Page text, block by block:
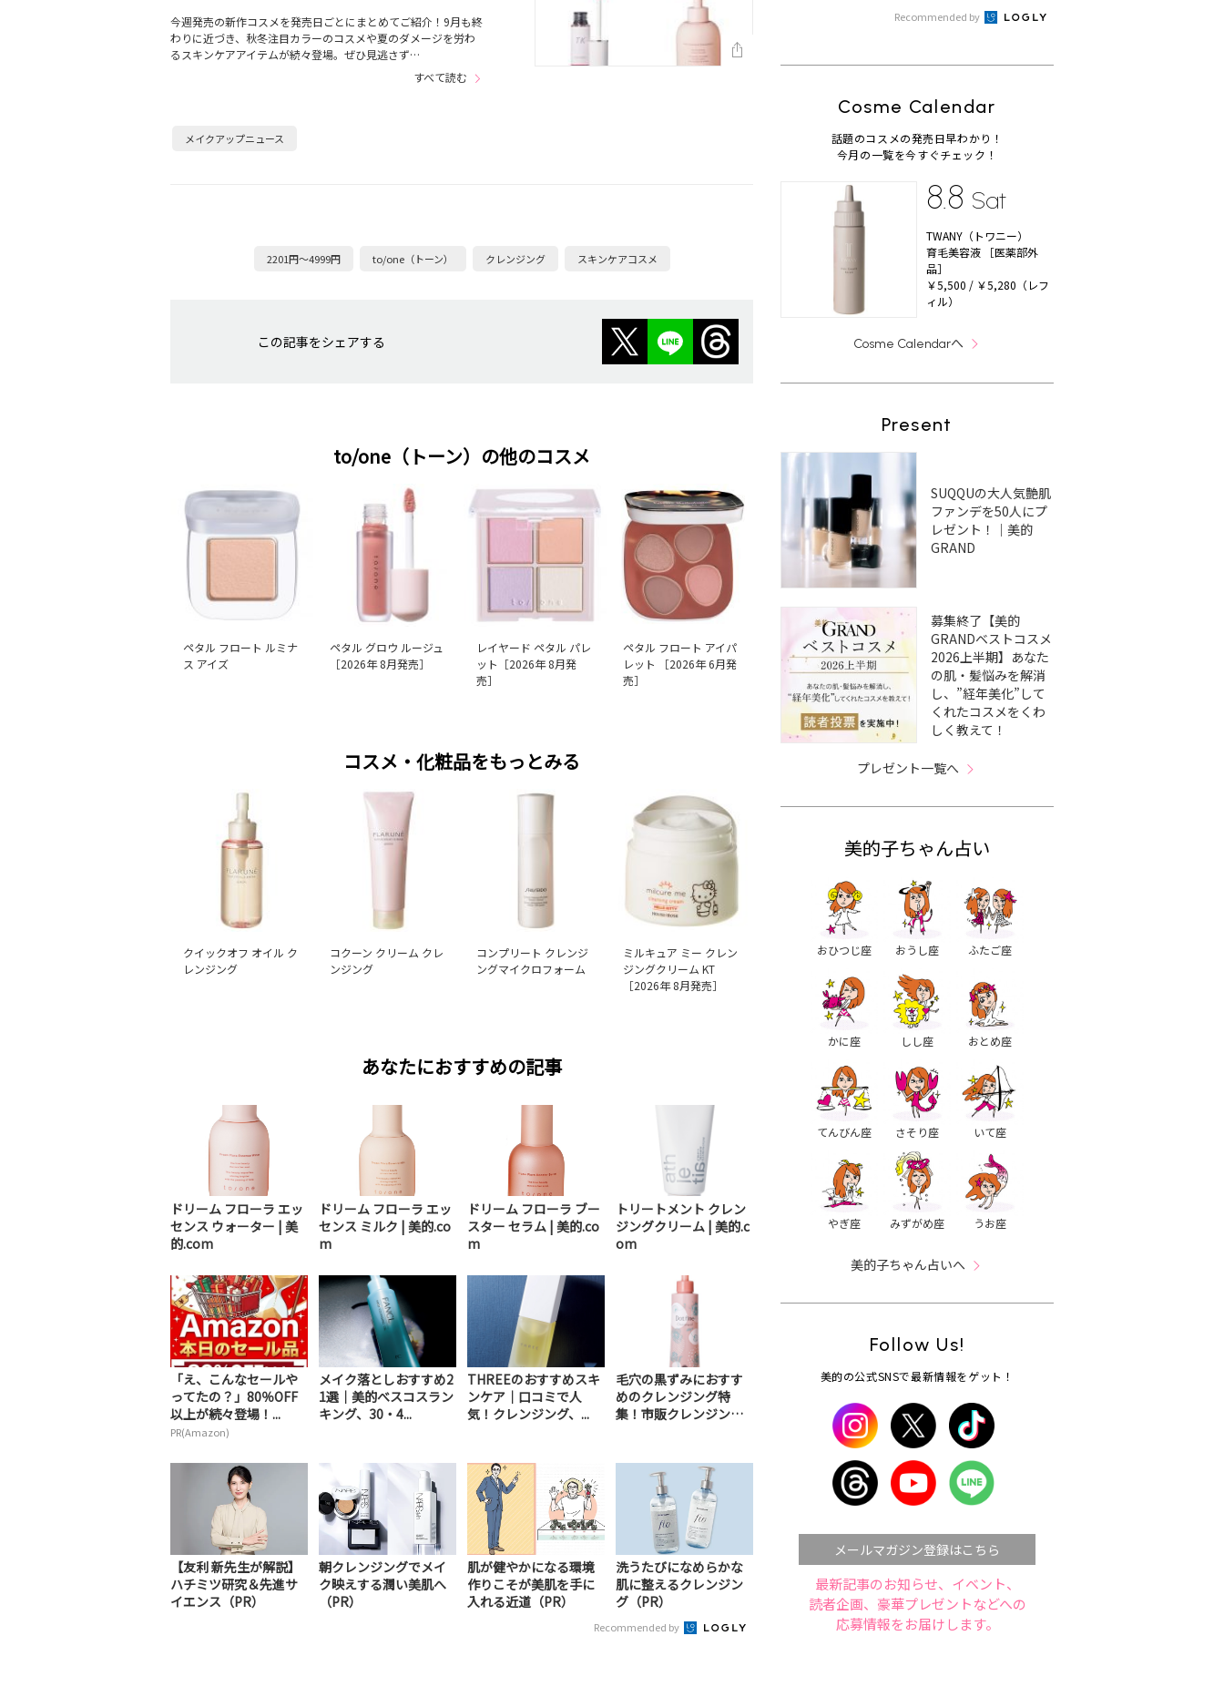
今週発売の新作コスメを発売日ごとにまとめてご紹介！9月も終
わりに近づき、秋冬注目カラーのコスメや夏のダメージを労わ
るスキンケアアイテムが続々登場。ぜひ見逃さず…
すべて読む
メイクアップニュース
2201円～4999円 to/one（トーン） クレンジング スキンケアコスメ
この記事をシェアする
to/one（トーン）の他のコスメ
ペタル フロート ルミナ
ス アイズ
ペタル グロウ ルージュ
［2026年 8月発売］
レイヤード ペタル パレ
ット［2026年 8月発
売］
ペタル フロート アイパ
レット ［2026年 6月発
売］
コスメ・化粧品をもっとみる
クイックオフ オイル ク
レンジング
コクーン クリーム クレ
ンジング
コンプリート クレンジ
ングマイクロフォーム
ミルキュア ミー クレン
ジングクリーム KT
［2026年 8月発売］
あなたにおすすめの記事
ドリーム フローラ エッ
センス ウォーター | 美
的.com
ドリーム フローラ エッ
センス ミルク | 美的.co
m
ドリーム フローラ ブー
スター セラム | 美的.co
m
トリートメント クレン
ジングクリーム | 美的.c
om
「え、こんなセールや
ってたの？」80％OFF
以上が続々登場！...
PR(Amazon)
メイク落としおすすめ2
1選｜美的べスコスラン
キング、30・4...
THREEのおすすめスキ
ンケア｜口コミで人
気！クレンジング、...
毛穴の黒ずみにおすす
めのクレンジング特
集！市販クレンジング
【友利 新先生が解説】
ハチミツ研究＆先進サ
イエンス（PR）
朝クレンジングでメイ
ク映えする潤い美肌へ
（PR）
肌が健やかになる環境
作りこそが美肌を手に
入れる近道（PR）
洗うたびになめらかな
肌に整えるクレンジン
グ（PR）
Recommended by
Recommended by
Cosme Calendar
話題のコスメの発売日早わかり！
今月の一覧を今すぐチェック！
8.8 Sat
TWANY（トワニー）
育毛美容液 ［医薬部外
品］
￥5,500 / ￥5,280（レフ
ィル）
Cosme Calendarへ
Present
SUQQUの大人気艶肌
ファンデを50人にプ
レゼント！｜美的
GRAND
募集終了【美的
GRANDベストコスメ
2026上半期】あなた
の肌・髪悩みを解消
し、”経年美化”して
くれたコスメをくわ
しく教えて！
プレゼント一覧へ
美的子ちゃん占い
おひつじ座 おうし座 ふたご座
かに座 しし座 おとめ座
てんびん座 さそり座 いて座
やぎ座 みずがめ座 うお座
美的子ちゃん占いへ
Follow Us!
美的の公式SNSで最新情報をゲット！
メールマガジン登録はこちら
最新記事のお知らせ、イベント、
読者企画、豪華プレゼントなどへの
応募情報をお届けします。